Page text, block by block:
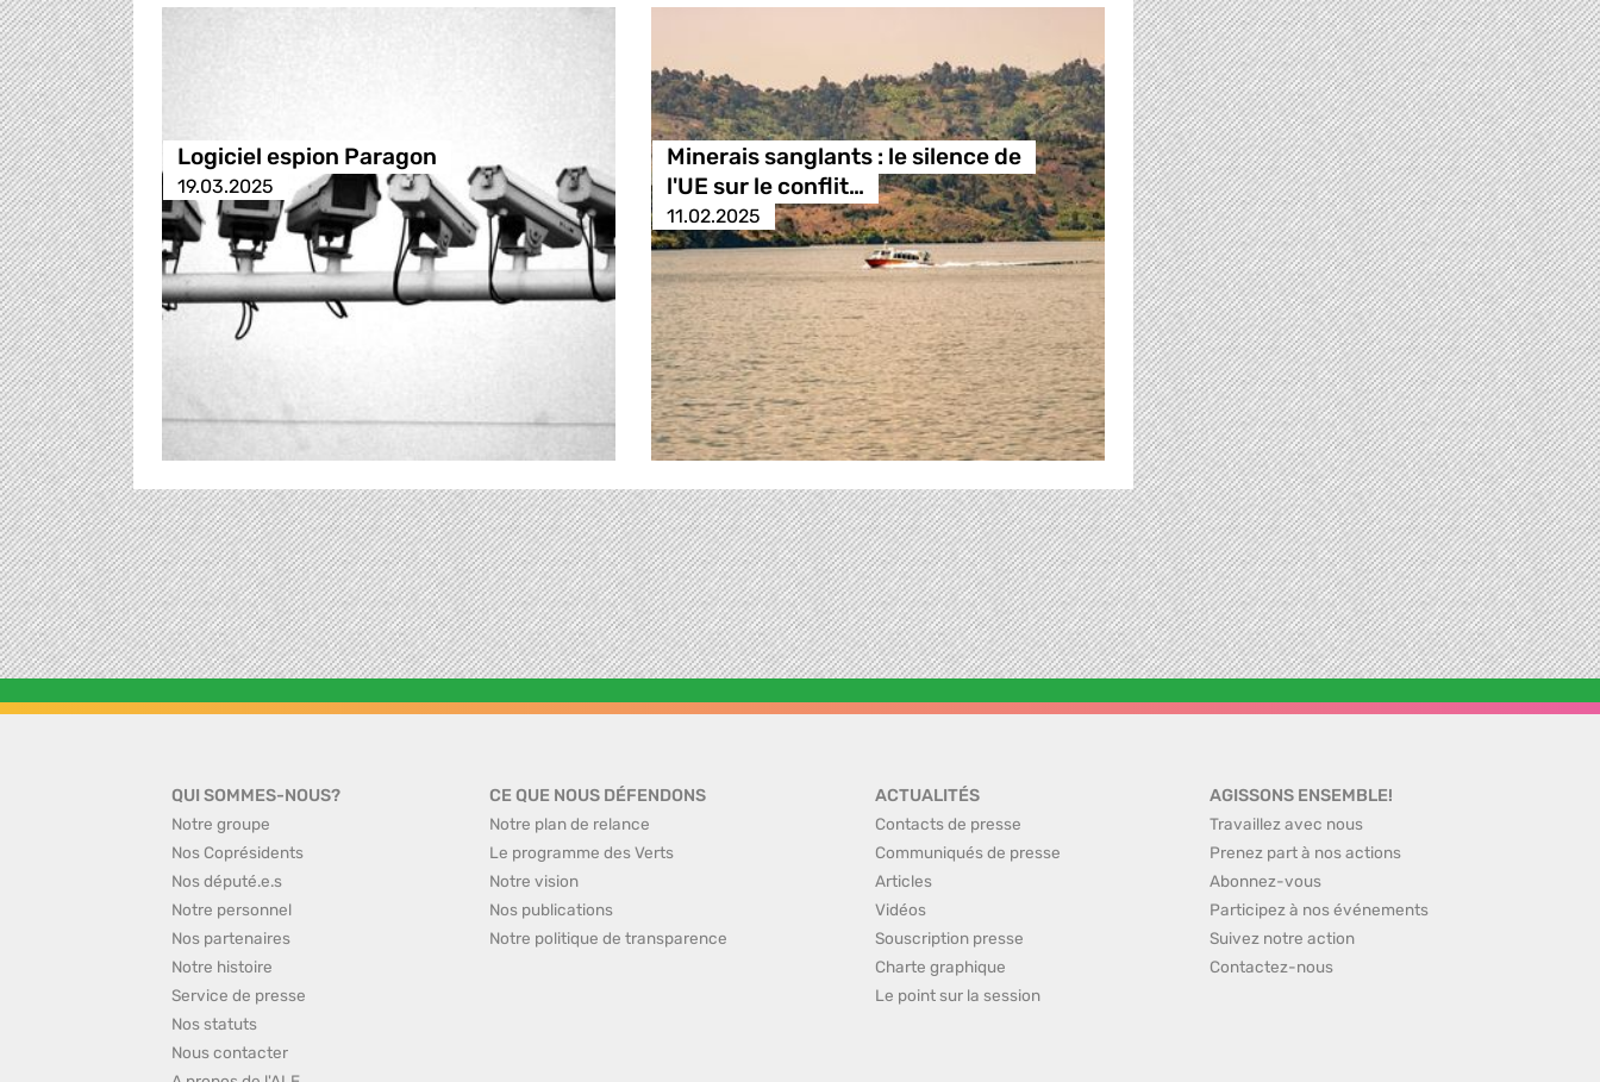
Logiciel espion Paragon
19.03.2025
Minerais sanglants : le silence de
l'UE sur le conflit…
11.02.2025
QUI SOMMES-NOUS?
Notre groupe
Nos Coprésidents
Nos député.e.s
Notre personnel
Nos partenaires
Notre histoire
Service de presse
Nos statuts
Nous contacter
CE QUE NOUS DÉFENDONS
Notre plan de relance
Le programme des Verts
Notre vision
Nos publications
Notre politique de transparence
ACTUALITÉS
Contacts de presse
Communiqués de presse
Articles
Vidéos
Souscription presse
Charte graphique
Le point sur la session
AGISSONS ENSEMBLE!
Travaillez avec nous
Prenez part à nos actions
Abonnez-vous
Participez à nos événements
Suivez notre action
Contactez-nous